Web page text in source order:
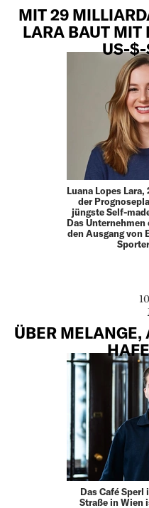
MIT 29
LARA BAUT MIT
US-$-
Luana Lopes
der
jüngste Self-
Das
den Ausgang von
ÜBER MELANGE,
Das Café
Straße in Wien